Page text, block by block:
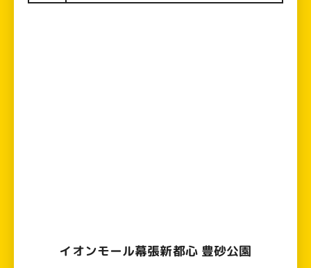
イオンモール幕張新都心 豊砂公園